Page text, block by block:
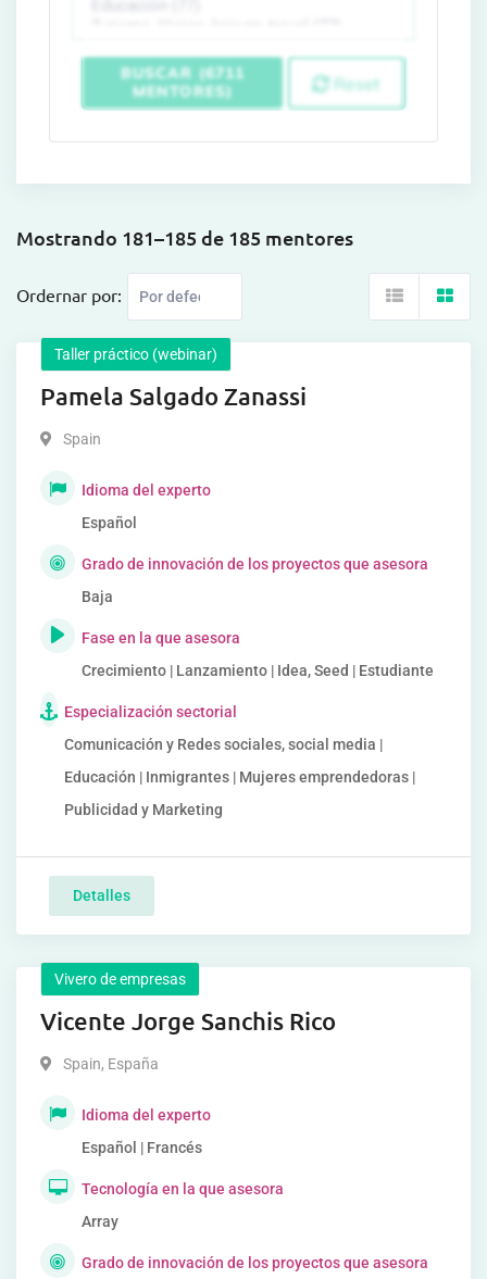
BUSCAR (6711
MENTORES)
Reset
Mostrando 181–185 de 185 mentores
Ordernar por:
Taller práctico (webinar)
Pamela Salgado Zanassi
Spain
Idioma del experto
Español
Grado de innovación de los proyectos que asesora
Baja
Fase en la que asesora
Crecimiento | Lanzamiento | Idea, Seed | Estudiante
Especialización sectorial
Comunicación y Redes sociales, social media |
Educación | Inmigrantes | Mujeres emprendedoras |
Publicidad y Marketing
Detalles
Vivero de empresas
Vicente Jorge Sanchis Rico
Spain, España
Idioma del experto
Español | Francés
Tecnología en la que asesora
Array
Grado de innovación de los proyectos que asesora